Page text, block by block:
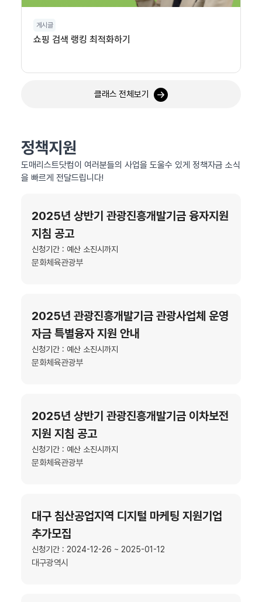
게시글
쇼핑 검색 랭킹 최적화하기
클래스 전체보기
정책지원
도매리스트닷컴이 여러분들의 사업을 도울수 있게 정책자금 소식
을 빠르게 전달드립니다!
2025년 상반기 관광진흥개발기금 융자지원
지침 공고
신청기간 : 예산 소진시까지
문화체육관광부
2025년 관광진흥개발기금 관광사업체 운영
자금 특별융자 지원 안내
신청기간 : 예산 소진시까지
문화체육관광부
2025년 상반기 관광진흥개발기금 이차보전
지원 지침 공고
신청기간 : 예산 소진시까지
문화체육관광부
대구 침산공업지역 디지털 마케팅 지원기업
추가모집
신청기간 : 2024-12-26 ~ 2025-01-12
대구광역시